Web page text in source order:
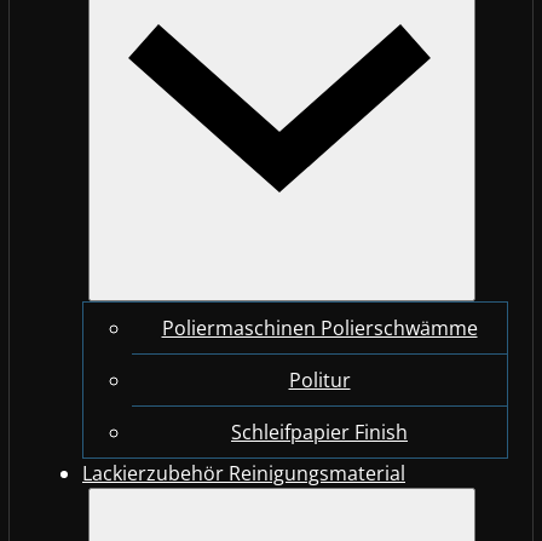
Poliermaschinen Polierschwämme
Politur
Schleifpapier Finish
Lackierzubehör Reinigungsmaterial